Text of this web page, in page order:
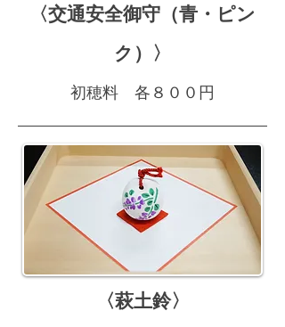
〈交通安全御守（青・ピン
ク）〉
初穂料 各８００円
〈萩土鈴〉